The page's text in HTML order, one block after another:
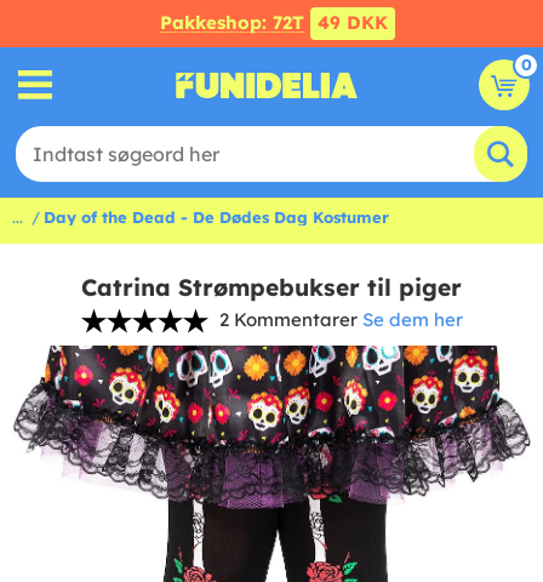
Pakkeshop: 72T 49 DKK
0
... Day of the Dead - De Dødes Dag Kostumer
Catrina Strømpebukser til piger
2 Kommentarer Se dem her